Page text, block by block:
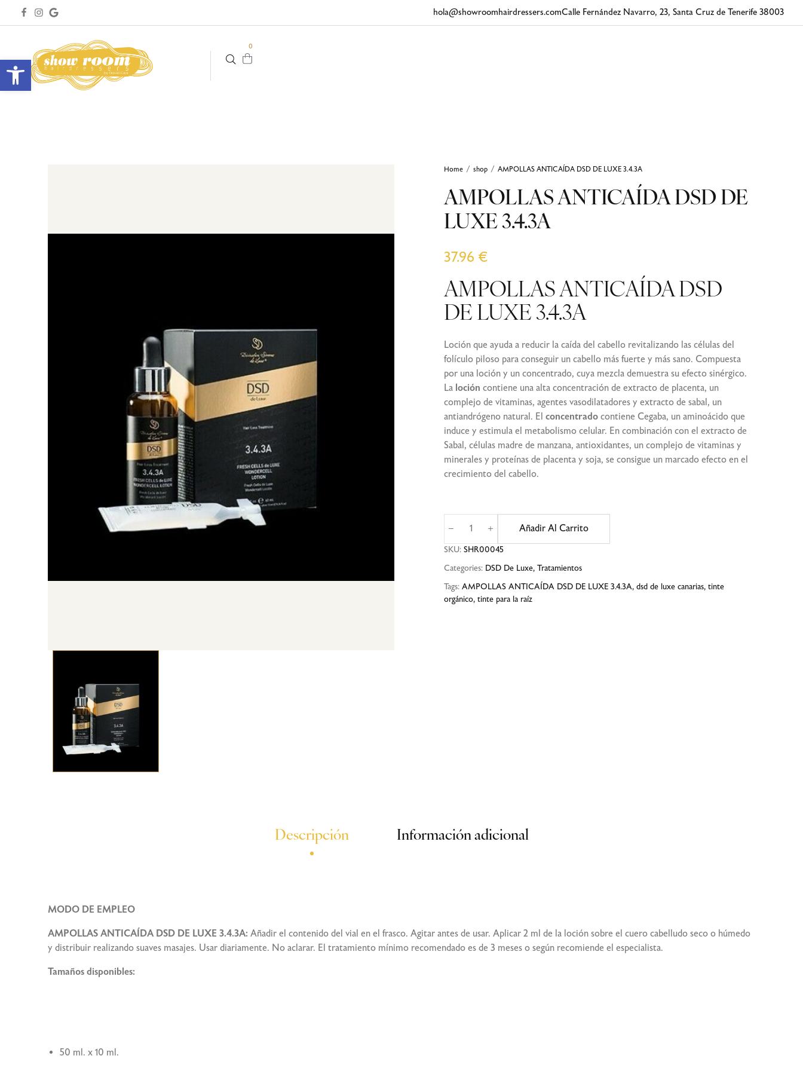
Abrir barra de herramientas
hola@showroomhairdressers.comCalle Fernández Navarro, 23, Santa Cruz de Tenerife 38003
0
Home / shop / AMPOLLAS ANTICAÍDA DSD DE LUXE 3.4.3A
AMPOLLAS ANTICAÍDA DSD DE
LUXE 3.4.3A
37.96 €
AMPOLLAS ANTICAÍDA DSD
DE LUXE 3.4.3A
Loción que ayuda a reducir la caída del cabello revitalizando las células del
folículo piloso para conseguir un cabello más fuerte y más sano. Compuesta
por una loción y un concentrado, cuya mezcla demuestra su efecto sinérgico.
La loción contiene una alta concentración de extracto de placenta, un
complejo de vitaminas, agentes vasodilatadores y extracto de sabal, un
antiandrógeno natural. Elconcentradocontiene Cegaba, un aminoácido que
induce y estimula el metabolismo celular. En combinación con el extracto de
Sabal, células madre de manzana, antioxidantes, un complejo de vitaminas y
minerales y proteínas de placenta y soja, se consigue un marcado efecto en el
crecimiento del cabello.
Añadir Al Carrito
SKU: SHR00045
Categories: DSD De Luxe,Tratamientos
Tags: AMPOLLAS ANTICAÍDA DSD DE LUXE 3.4.3A,dsd de luxe canarias,tinte
orgánico,tinte para la raíz
Descripción Información adicional
MODO DE EMPLEO
AMPOLLAS ANTICAÍDA DSD DE LUXE 3.4.3A: Añadir el contenido del vial en el frasco. Agitar antes de usar. Aplicar 2 ml de la loción sobre el cuero cabelludo seco o húmedo
y distribuir realizando suaves masajes. Usar diariamente. No aclarar. El tratamiento mínimo recomendado es de 3 meses o según recomiende el especialista.
Tamaños disponibles:
50 ml. x 10 ml.